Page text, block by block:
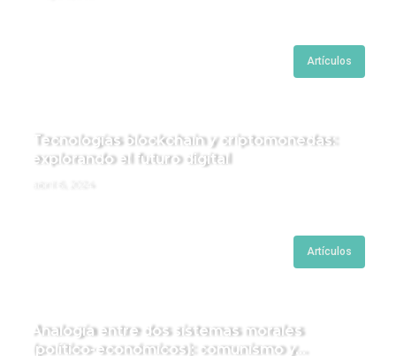
Artículos
Tecnologías blockchain y criptomonedas:
explorando el futuro digital
Artículos
Analogía entre dos sistemas morales
(político-económicos): comunismo y